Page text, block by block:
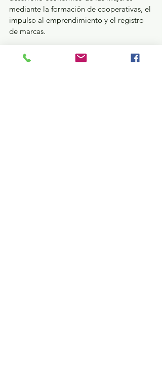
mediante la formación de cooperativas, el
impulso al emprendimiento y el registro
de marcas.
Con estas acciones, el Estado de México,
encabezado por la Gobernadora Delfina